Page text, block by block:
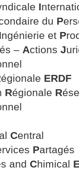
I
du P
ngénierie et P
– Actions J
égionale ERDF
Régionale R
Central
Partagés
and Chimical